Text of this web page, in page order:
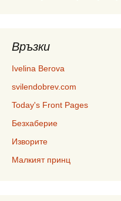
Връзки
Ivelina Berova
svilendobrev.com
Today's Front Pages
Безхаберие
Изворите
Малкият принц